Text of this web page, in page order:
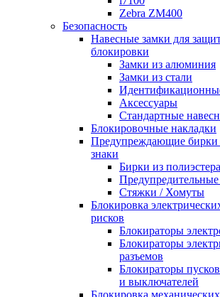
Zebra ZM400
Безопасность
Навесные замки для
блокировки
Замки из алюминия
Замки из стали
Аксессуары
Стандартные
Блокировочные накладки
Предупреждающие бирки
знаки
Бирки из полиэстера
Предупредительные
Стяжки / Хомуты
Блокировка
рисков
Блокираторы
Блокираторы
разъемов
Блокираторы
и выключателей
Блокировка механических